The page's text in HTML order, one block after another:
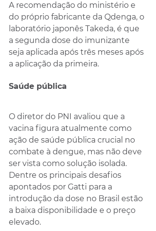
A recomendação do ministério e
do próprio fabricante da Qdenga, o
laboratório japonês Takeda, é que
a segunda dose do imunizante
seja aplicada após três meses após
a aplicação da primeira.
Saúde pública
O diretor do PNI avaliou que a
vacina figura atualmente como
ação de saúde pública crucial no
combate à dengue, mas não deve
ser vista como solução isolada.
Dentre os principais desafios
apontados por Gatti para a
introdução da dose no Brasil estão
a baixa disponibilidade e o preço
elevado.